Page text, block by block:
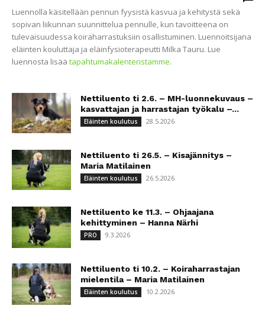
Luennolla käsitellään pennun fyysistä kasvua ja kehitystä sekä
sopivan liikunnan suunnittelua pennulle, kun tavoitteena on
tulevaisuudessa koiraharrastuksiin osallistuminen. Luennoitsijana
eläinten kouluttaja ja eläinfysioterapeutti Milka Tauru. Lue
luennosta lisää tapahtumakalenteristamme.
Nettiluento ti 2.6. – MH-luonnekuvaus –
kasvattajan ja harrastajan työkalu –...
Eläinten koulutus 28.5.2026
Nettiluento ti 26.5. – Kisajännitys –
Maria Matilainen
Eläinten koulutus 26.5.2026
Nettiluento ke 11.3. – Ohjaajana
kehittyminen – Hanna Närhi
PRO 9.3.2026
Nettiluento ti 10.2. – Koiraharrastajan
mielentila – Maria Matilainen
Eläinten koulutus 10.2.2026